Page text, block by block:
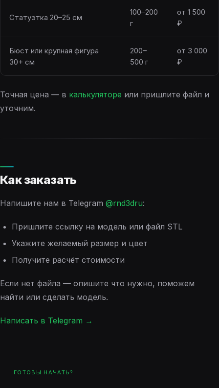
Статуэтка 20–25 см
100–200
г
от 1 500
₽
Бюст или крупная фигура
30+ см
200–
500 г
от 3 000
₽
Точная цена — в калькуляторе или пришлите файл и
уточним.
Как заказать
Напишите нам в Telegram @rnd3dru:
Пришлите ссылку на модель или файл STL
Укажите желаемый размер и цвет
Получите расчёт стоимости
Если нет файла — опишите что нужно, поможем
найти или сделать модель.
Написать в Telegram →
ГОТОВЫ НАЧАТЬ?